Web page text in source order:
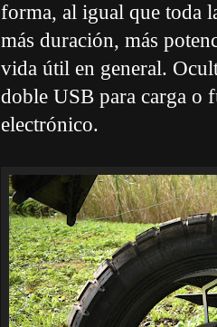
forma, al igual que toda
más duración, más
vida útil en general.
doble USB para carga o
electrónico.